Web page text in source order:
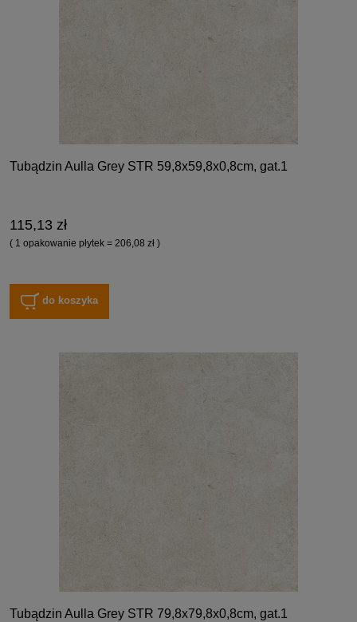
Tubądzin Aulla Grey STR 59,8x59,8x0,8cm, gat.1
115,13 zł
( 1 opakowanie płytek = 206,08 zł )
do koszyka
Tubądzin Aulla Grey STR 79,8x79,8x0,8cm, gat.1